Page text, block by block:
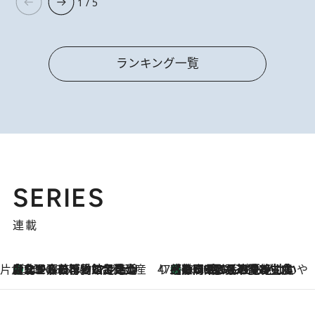
ランキング一覧
SERIES
連載
片倉真理のときめく台湾土産
2026.8.5
台北からちょっと足を延ばして嘉義へ！ マジョリカタイルの博物館で見つけたレトロ可愛い台湾土産 47都道府県の手みやげ ひんやりスイーツで夏を満喫
2026.8.5
【静岡県】この夏絶対食べたい 冷やしておいしいおやつ3選 お茶香る生食感のふるふるゼリー